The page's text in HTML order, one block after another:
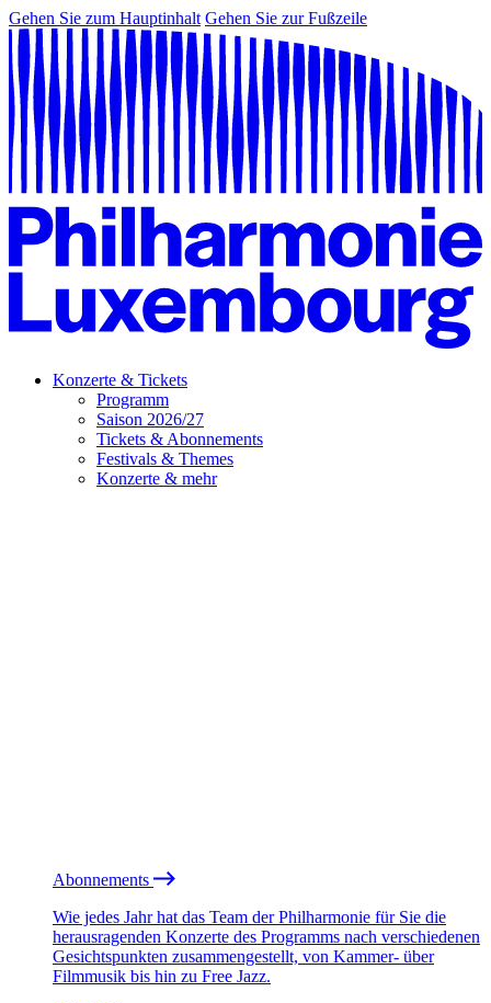
Gehen Sie zum Hauptinhalt Gehen Sie zur Fußzeile
Konzerte & Tickets
Programm
Saison 2026/27
Tickets & Abonnements
Festivals & Themes
Konzerte & mehr
Abonnements
Wie jedes Jahr hat das Team der Philharmonie für Sie die
herausragenden Konzerte des Programms nach verschiedenen
Gesichtspunkten zusammengestellt, von Kammer- über
Filmmusik bis hin zu Free Jazz.